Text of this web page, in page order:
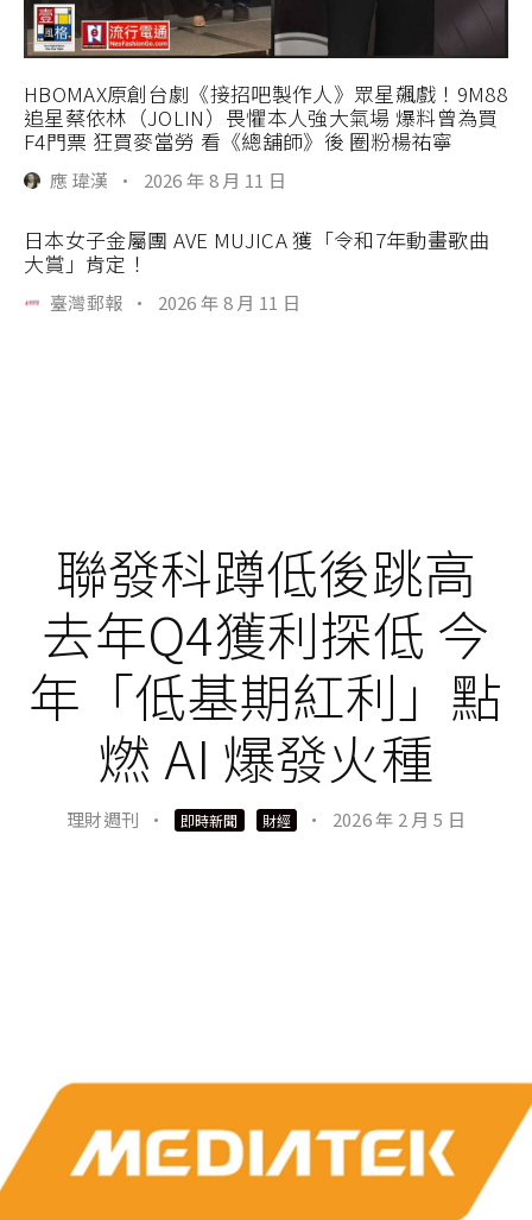
HBOMAX原創台劇《接招吧製作人》眾星飆戲！9M88
追星蔡依林（JOLIN）畏懼本人強大氣場 爆料曾為買
F4門票 狂買麥當勞 看《總舖師》後 圈粉楊祐寧
應 瑋漢 · 2026 年 8 月 11 日
日本女子金屬團 AVE MUJICA 獲「令和7年動畫歌曲
大賞」肯定！
臺灣郵報 · 2026 年 8 月 11 日
聯發科蹲低後跳高
去年Q4獲利探低 今
年「低基期紅利」點
燃 AI 爆發火種
理財週刊 · 即時新聞 財經 · 2026 年 2 月 5 日